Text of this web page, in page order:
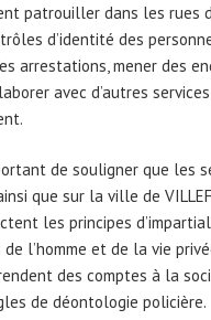
patrouiller dans les rues
d’identité des
arrestations, mener des
avec d’autres
de souligner que les
que sur la ville de
les principes
l’homme et de la vie
des comptes à la
de déontologie policière.